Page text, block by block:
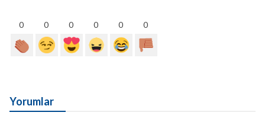
0 0 0 0 0 0
Yorumlar